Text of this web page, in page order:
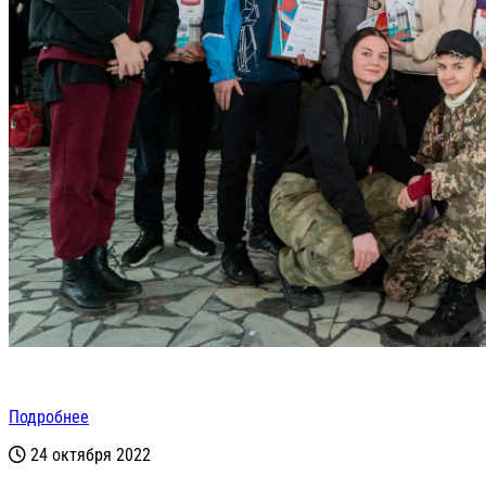
Подробнее
24 октября 2022